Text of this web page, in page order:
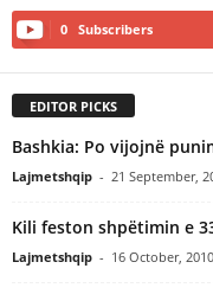
0 Subscribers
EDITOR PICKS
Bashkia: Po vijojnë
Lajmetshqip - 21 September,
Kili feston shpëtimin e
Lajmetshqip - 16 October, 2010